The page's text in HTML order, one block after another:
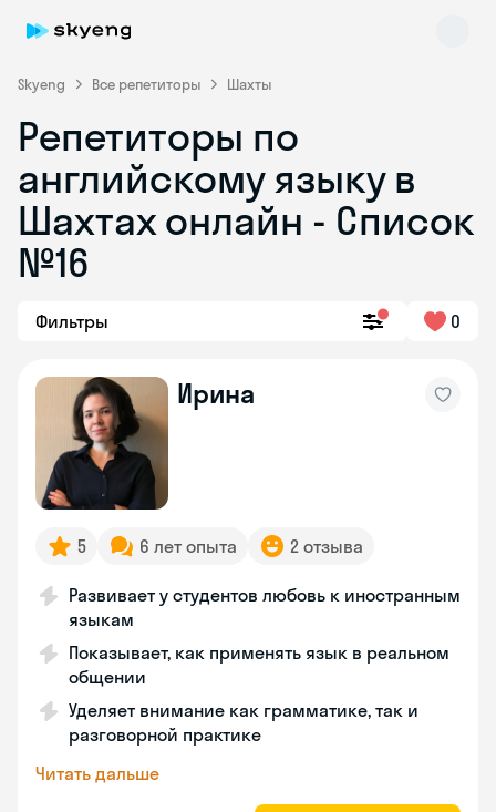
Skyeng Все репетиторы Шахты
Репетиторы по
английскому языку в
Шахтах онлайн - Список
№16
Фильтры 0
Ирина
5 6 лет опыта 2 отзыва
Развивает у студентов любовь к иностранным
языкам
Показывает, как применять язык в реальном
общении
Уделяет внимание как грамматике, так и
разговорной практике
Читать дальше